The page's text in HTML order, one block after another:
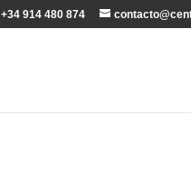
+34 914 480 874